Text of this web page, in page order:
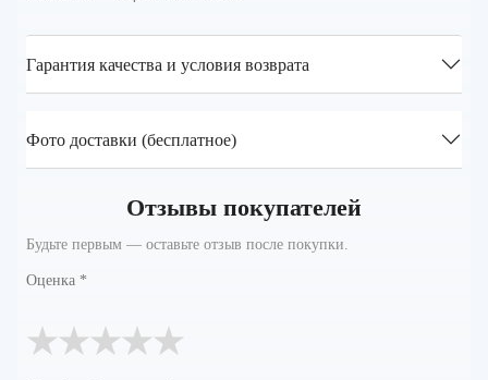
Гарантия качества и условия возврата
Фото доставки (бесплатное)
Отзывы покупателей
Будьте первым — оставьте отзыв после покупки.
Оценка *
★
★
★
★
★